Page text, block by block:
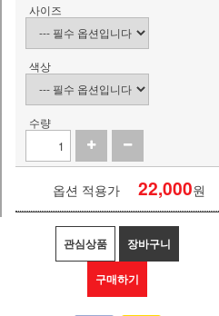
사이즈
색상
수량
옵션 적용가 22,000원
관심상품 장바구니
구매하기